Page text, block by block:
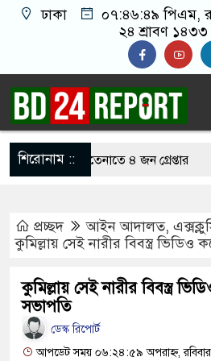
ঢাকা ০৭:৪৬:৪৯ পিএম,
২৪ শ্রাবণ ১৪৩৩
শিরোনাম ::
সময় হাতেনাতে ৪ জন গ্রেপ্তার
ব্যবহার পান, জানালেন নারী
প্রচ্ছদ আইন আদালত,
কুমিল্লায় সেই নারীর বিবস্ত্র ভিডিও
কুমিল্লায় সেই নারীর বিবস্ত্র
সভাপতি
ডেস্ক রিপোর্ট
আপডেট সময় ০৬:২৪:৫৯ অপরাহ্ন,